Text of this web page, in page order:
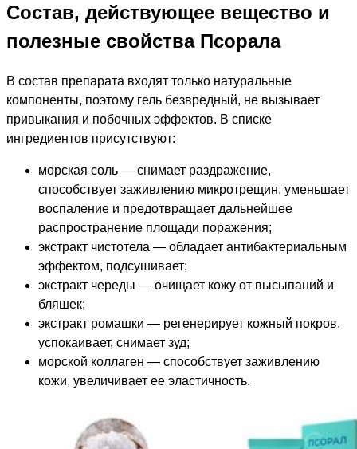
Состав, действующее вещество и
полезные свойства Псорала
В состав препарата входят только натуральные
компоненты, поэтому гель безвредный, не вызывает
привыкания и побочных эффектов. В списке
ингредиентов присутствуют:
морская соль — снимает раздражение,
способствует заживлению микротрещин, уменьшает
воспаление и предотвращает дальнейшее
распространение площади поражения;
экстракт чистотела — обладает антибактериальным
эффектом, подсушивает;
экстракт череды — очищает кожу от высыпаний и
бляшек;
экстракт ромашки — регенерирует кожный покров,
успокаивает, снимает зуд;
морской коллаген — способствует заживлению
кожи, увеличивает ее эластичность.